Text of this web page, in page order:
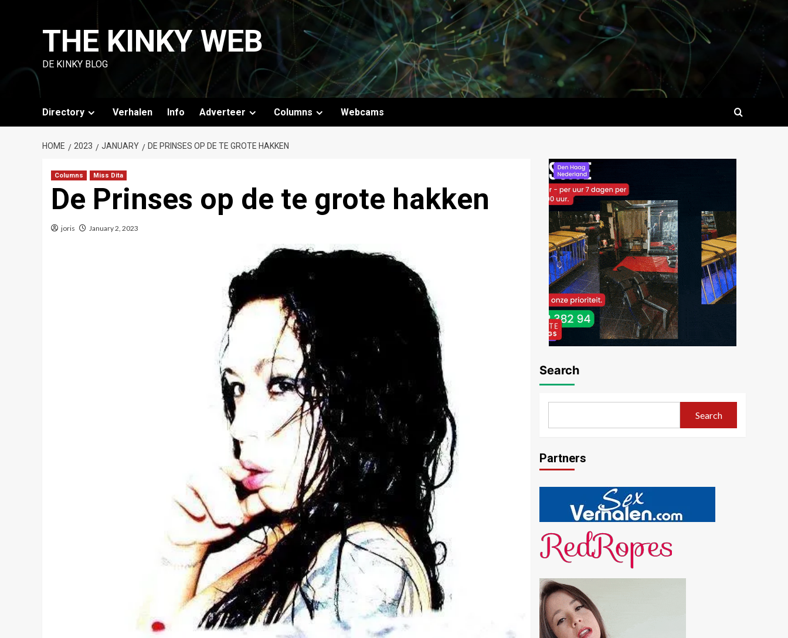
THE KINKY WEB
DE KINKY BLOG
Directory Verhalen Info Adverteer Columns Webcams
HOME 2023 JANUARY DE PRINSES OP DE TE GROTE HAKKEN
Columns Miss Dita
De Prinses op de te grote hakken
joris January 2, 2023
Search
Search
Partners